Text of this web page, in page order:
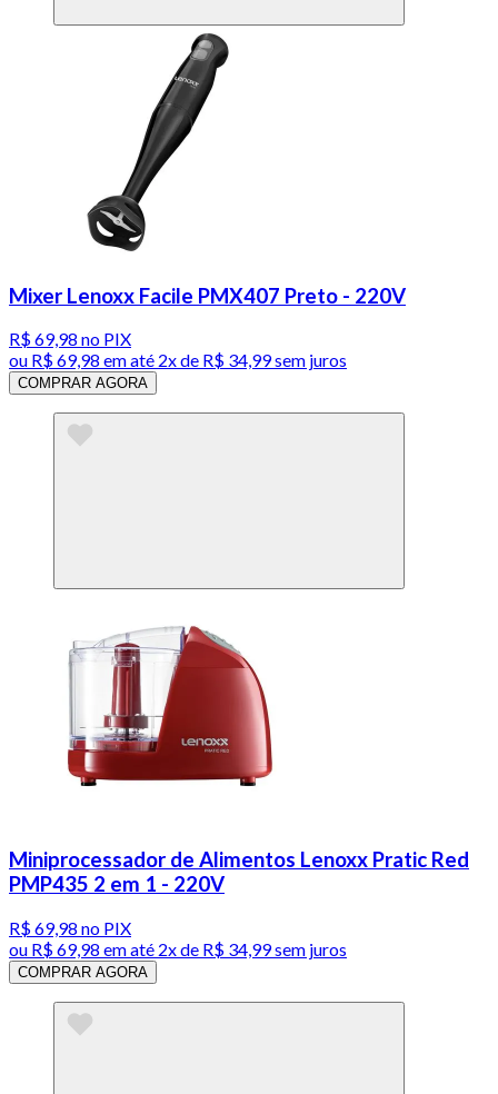
Mixer Lenoxx Facile PMX407 Preto - 220V
R$ 69,98 no PIX
ou R$ 69,98 em até 2x de R$ 34,99 sem juros
COMPRAR AGORA
Miniprocessador de Alimentos Lenoxx Pratic Red
PMP435 2 em 1 - 220V
R$ 69,98 no PIX
ou R$ 69,98 em até 2x de R$ 34,99 sem juros
COMPRAR AGORA